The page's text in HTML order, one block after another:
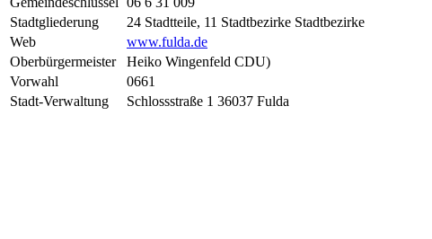
Stadtgliederung
24 Stadtteile, 11 Stadtbezirke Stadtbezirke
Web
www.fulda.de
Oberbürgermeister
Heiko Wingenfeld CDU)
Vorwahl
0661
Stadt-Verwaltung
Schlossstraße 1 36037 Fulda